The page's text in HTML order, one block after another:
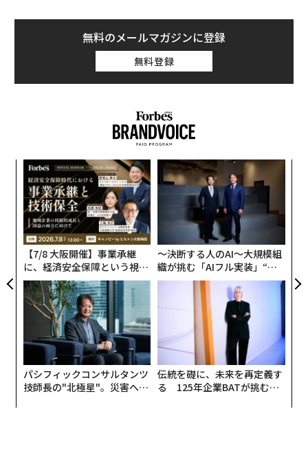
創業者ジョン・メドベッドがCEOから会長に移ると公表
されたことで、同社が掲げてきた「ベンチャー投資の民
主化」は次の段階に進める局面に入った。現在米国で
は、多くの有力テック企業が長く未公開のまま巨額の評
価額を維持し、個人投資家の目に触れる前に価値成長の
はこの閉じた非公開市場（プライベート・マーケット）
への入り口を個人側に開き、イスラエルとシリコンバレ
資金と人材ネットワークを流し込んできた。
本稿では、なぜ個人マネーが未公開市場に入れるように
なったのか、イスラエル発スタートアップの資金流入が
戦時下でも鈍らない理由、そしてOurCrowdが次の10年
で何を切り口に「10倍成長」を狙うのかを見ていく。
無料のメールマガジンに登録
無料登録
【7/8 大阪開催】事業承継
に、経済安全保障という視点
が加わるとき──経営者が問
われる新たな判断軸
〜決断する人のAI〜大規模組
織が挑む「AIフル実装」“使
う”企業から“動く”企業へ【N
TTドコモビジネス×PwC】
パシフィックコンサルタンツ
技師長の"北極星"。災害への
伝統を礎に、未来を再定義す
る 125年企業BATが挑むス